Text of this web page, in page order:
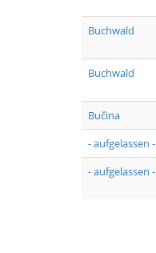
Buchwald
Buchwald
Bučina
- aufgelassen -
- aufgelassen -